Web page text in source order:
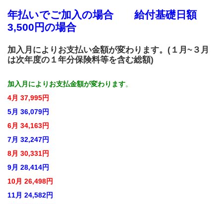
年払いでご加入の場合 給付基礎日額
3,500円の場合
加入月によりお支払い金額が変わります。(１月~３月
は次年度の１年分保険料等を含む総額)
加入月によりお支払金額が変わります。
4月 37,995円
5月 36,079円
6月 34,163円
7月 32,247円
8月 30,331円
9月 28,414円
10月 26,498円
11月 24,582円